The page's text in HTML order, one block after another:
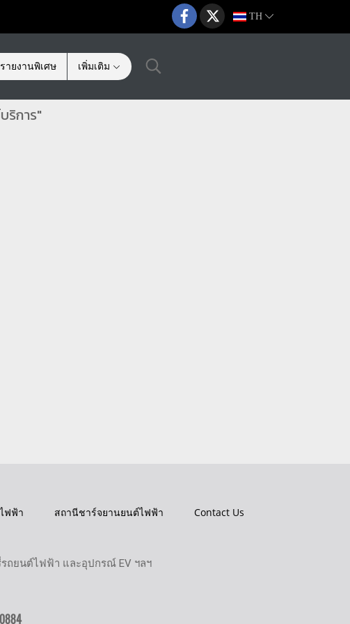
TH
รายงานพิเศษ เพิ่มเติม
ริการ"
ฟฟ้า สถานีชาร์จยานยนต์ไฟฟ้า
Contact Us
รถยนต์ไฟฟ้า และอุปกรณ์ EV ฯลฯ